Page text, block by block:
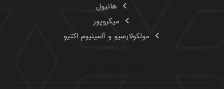
هانیول
میکروپور
مولکولارسیو و آلمینیوم اکتیو